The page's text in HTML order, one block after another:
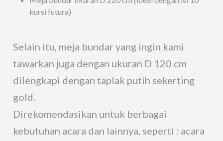
kursi futura)
Selain itu, meja bundar yang ingin kami
tawarkan juga dengan ukuran D 120 cm
dilengkapi dengan taplak putih sekerting
gold.
Direkomendasikan untuk berbagai
kebutuhan acara dan lainnya, seperti : acara